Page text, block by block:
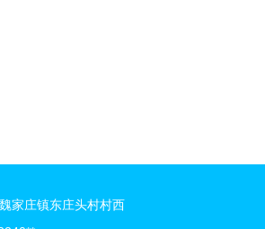
家庄镇东庄头村村西